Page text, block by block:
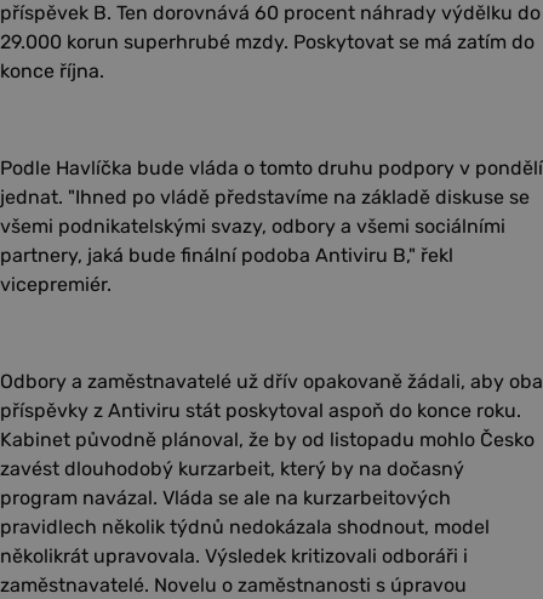
příspěvek B. Ten dorovnává 60 procent náhrady výdělku do
29.000 korun superhrubé mzdy. Poskytovat se má zatím do
konce října.
Podle Havlíčka bude vláda o tomto druhu podpory v pondělí
jednat. "Ihned po vládě představíme na základě diskuse se
všemi podnikatelskými svazy, odbory a všemi sociálními
partnery, jaká bude finální podoba Antiviru B," řekl
vicepremiér.
Odbory a zaměstnavatelé už dřív opakovaně žádali, aby oba
příspěvky z Antiviru stát poskytoval aspoň do konce roku.
Kabinet původně plánoval, že by od listopadu mohlo Česko
zavést dlouhodobý kurzarbeit, který by na dočasný
program navázal. Vláda se ale na kurzarbeitových
pravidlech několik týdnů nedokázala shodnout, model
několikrát upravovala. Výsledek kritizovali odboráři i
zaměstnavatelé. Novelu o zaměstnanosti s úpravou